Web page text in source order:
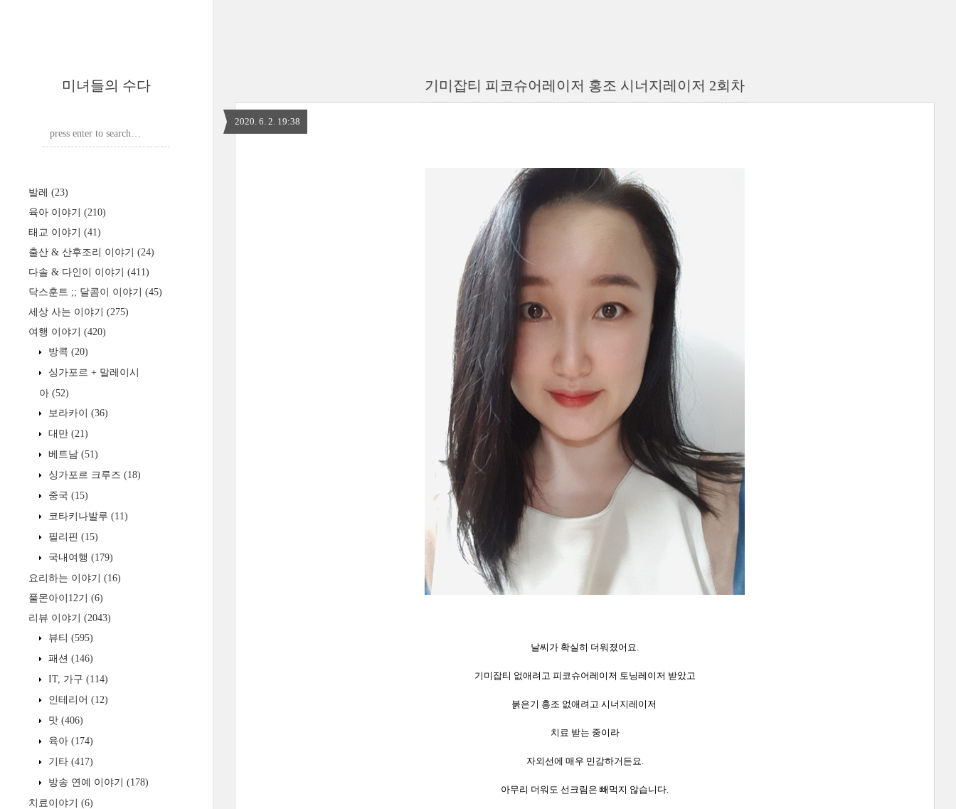
미녀들의 수다
발레 (23)
육아 이야기 (210)
태교 이야기 (41)
출산 & 산후조리 이야기 (24)
다솔 & 다인이 이야기 (411)
닥스훈트 ;; 달콤이 이야기 (45)
세상 사는 이야기 (275)
여행 이야기 (420)
방콕 (20)
싱가포르 + 말레이시
아 (52)
보라카이 (36)
대만 (21)
베트남 (51)
싱가포르 크루즈 (18)
중국 (15)
코타키나발루 (11)
필리핀 (15)
국내여행 (179)
요리하는 이야기 (16)
풀몬아이12기 (6)
리뷰 이야기 (2043)
뷰티 (595)
패션 (146)
IT, 가구 (114)
인테리어 (12)
맛 (406)
육아 (174)
기타 (417)
방송 연예 이야기 (178)
치료이야기 (6)
기미잡티 피코슈어레이저 홍조 시너지레이저 2회차
2020. 6. 2. 19:38
날씨가 확실히 더워졌어요.
기미잡티 없애려고 피코슈어레이저 토닝레이저 받았고
붉은기 홍조 없애려고 시너지레이저
치료 받는 중이라
자외선에 매우 민감하거든요.
아무리 더워도 선크림은 빼먹지 않습니다.